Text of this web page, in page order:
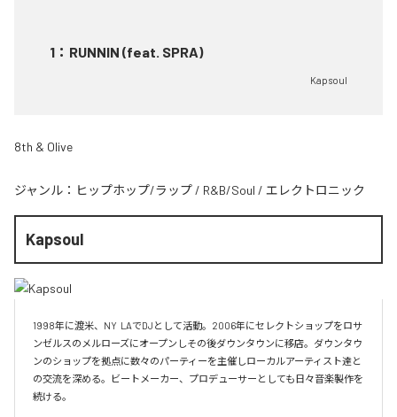
1 ： RUNNIN (feat. SPRA)
Kapsoul
8th & Olive
ジャンル： ヒップホップ/ラップ / R&B/Soul / エレクトロニック
Kapsoul
1998年に渡米、NY  LAでDJとして活動。2006年にセレクトショップをロサ
ンゼルスのメルローズにオープンしその後ダウンタウンに移店。ダウンタウ
ンのショップを拠点に数々のパーティーを主催しローカルアーティスト達と
の交流を深める。ビートメーカー、プロデューサーとしても日々音楽製作を
続ける。